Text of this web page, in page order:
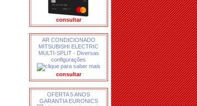
consultar
AR CONDICIONADO
MITSUBISHI ELECTRIC
MULTI-SPLIT - Diversas
configurações
consultar
OFERTA 5 ANOS
GARANTIA EURONICS